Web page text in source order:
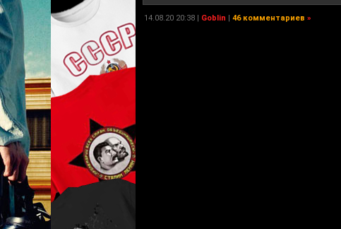
14.08.20 20:38 | Goblin | 46 комментариев »